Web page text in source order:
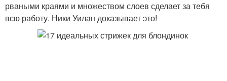
рваными краями и множеством слоев сделает за тебя
всю работу. Ники Уилан доказывает это!